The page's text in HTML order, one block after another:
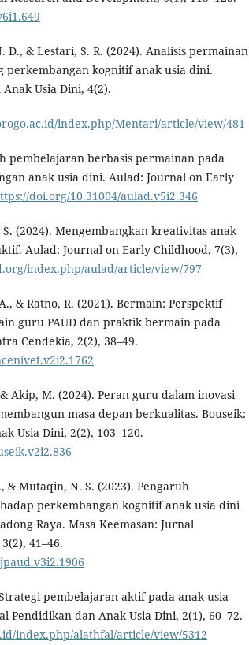
D., & Lestari, S. R. (2024). Analisis permainan
perkembangan kognitif anak usia dini.
Usia Dini, 4(2).
index.php/Mentari/article/view/481
pembelajaran berbasis permainan pada
anak usia dini. Aulad: Journal on Early
doi.org/10.31004/aulad.v5i2.346
(2024). Mengembangkan kreativitas anak
Aulad: Journal on Early Childhood, 7(3),
index.php/aulad/article/view/797
& Ratno, R. (2021). Bermain: Perspektif
guru PAUD dan praktik bermain pada
Cendekia, 2(2), 38–49.
Akip, M. (2024). Peran guru dalam inovasi
masa depan berkualitas. Bouseik:
Usia Dini, 2(2), 103–120.
& Mutaqin, N. S. (2023). Pengaruh
perkembangan kognitif anak usia dini
Raya. Masa Keemasan: Jurnal
41–46.
pembelajaran aktif pada anak usia
Pendidikan dan Anak Usia Dini, 2(1), 60–72.
index.php/alathfal/article/view/5312